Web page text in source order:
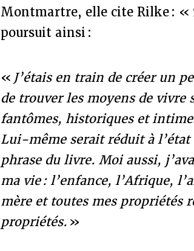
Montmartre, elle cite Rilke : «
poursuit ainsi :
« J’étais en train de créer un
de trouver les moyens de
fantômes, historiques et
Lui-même serait réduit à l’état
phrase du livre. Moi aussi,
ma vie : l’enfance, l’Afrique,
mère et toutes mes propriétés
propriétés. »